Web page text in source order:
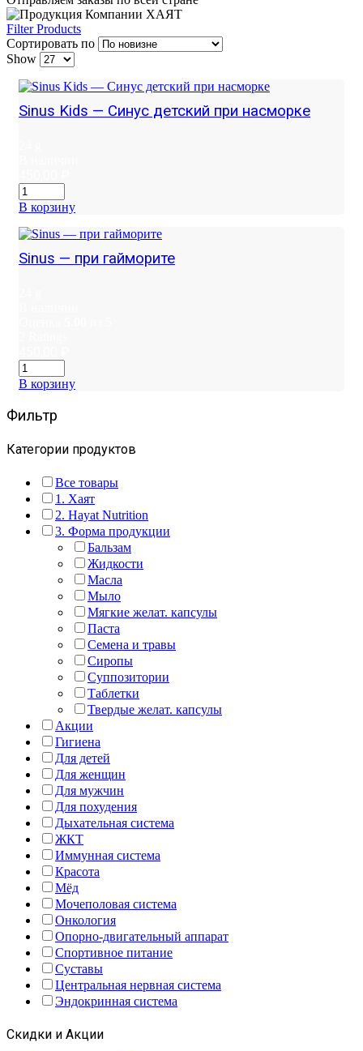
Filter Products
Сортировать по
Show
Sinus Kids — Синус детский при насморке
В корзину
Sinus — при гайморите
В корзину
Фильтр
Категории продуктов
Все товары
1. Хаят
2. Hayat Nutrition
3. Форма продукции
Бальзам
Жидкости
Масла
Мыло
Мягкие желат. капсулы
Паста
Семена и травы
Сиропы
Суппозитории
Таблетки
Твердые желат. капсулы
Акции
Гигиена
Для детей
Для женщин
Для мужчин
Для похудения
Дыхательная система
ЖКТ
Иммунная система
Красота
Мёд
Мочеполовая система
Онкология
Опорно-двигательный аппарат
Спортивное питание
Суставы
Центральная нервная система
Эндокринная система
Скидки и Акции